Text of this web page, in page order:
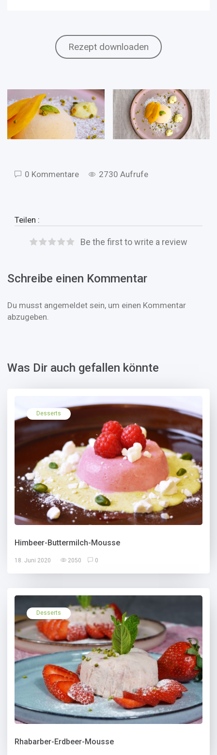
Rezept downloaden
0 Kommentare 2730 Aufrufe
Teilen :
Be the first to write a review
Schreibe einen Kommentar
Du musst angemeldet sein, um einen Kommentar
abzugeben.
Was Dir auch gefallen könnte
Desserts
Himbeer-Buttermilch-Mousse
18. Juni 2020 2050 0
Desserts
Rhabarber-Erdbeer-Mousse